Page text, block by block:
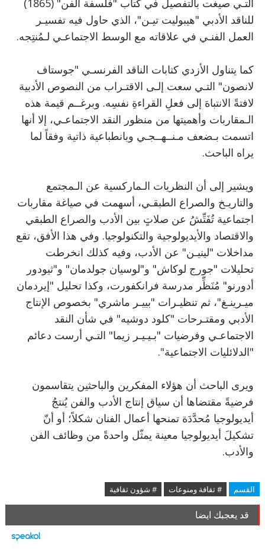
التـي صيغت بالتفصيل في كتاب "فلسفة الفن" (1865)
للناقد الأدبي "هيبوليت تيـن"، الذي حاول فيه تفسيـر
العمل الفنـي في علاقاته مع الوسط الاجتماعـي لـمُنتِجه.
كما يتناول الأزدي كتابات الناقد الفرنسـي "جوستاف
لانصون" التـي سعت إلـى الاقتـراب من النصوص الأدبية
لافتةً الانتباهَ إلى فعلِ القراءةِ نفسِه. وبرغــم قيمة هذه
الـمقاربات وأهميتها من منظور النقد الاجتماعـي، إلا أنها
اتسمت بـضعف مـنــهــجـي وبانطباعية ذاتية وفقاً لما
يراه الباحث.
ويشير إلى أن النظريات الـماركسية عن الـمجتمع
والتاريـخ والصراع الطبقـي، أسهمت في صياغة مقاربات
اجتماعية تُفَتِّشُ عن صلاتٍ بين الأدب والصراع الطبقي
والاقتصاد والأيديولوجية والتكنولوجيا. وفي هذا الأفق، تقع
مداخلات "لينيـن" عن الأدب، وفيه كذلك انخرطت
تحليلات "جورج لوكاش" و"لوسيان جولدمان" و"ثيودور
أدورنو" مُنَظِّر مدرسة فرانكفورت، وكذا تحليل "إيردمان
ميـرينـغ"، ثم تنظيـرات "بييـر ماشري" بخصوص الإنتاج
الأدبي ومقتـرحات "كلود دوشيه" في شأن النقد
الاجتماعـي وفرضيات "بـيـيـر زيما" التـي أرست دعائم
"الدلائليات الاجتماعية".
ويرى الباحث أن هؤلاء المفكرين والباحثين يتقاسمون
فرضيةً مقتضاها أن سياق إنتاج الأدب والفن يُنتجُ
أيديولوجيا مُحدَّدَة تمنحها أعمال الفنان شكلاً؛ أو أنّ
تشكيلَ أيديولوجيا معينة يمثّل واحدةً من وظائف الفن
والأدب.
القسم # ثقافة ومنوعات # شؤون ثقافية
قد يعجبك ايضا